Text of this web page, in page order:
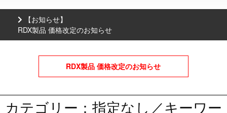
らせ】
価格改定のお知らせ
RDX製品 価格改定のお知らせ
カテゴリー：指定なし／キーワー